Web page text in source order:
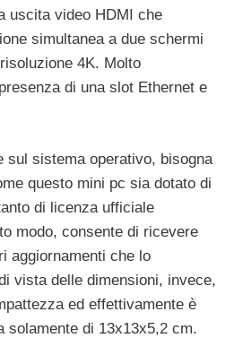
uscita video HDMI che
simultanea a due schermi
4K. Molto
di una slot Ethernet e
sul sistema operativo, bisogna
questo mini pc sia dotato di
di licenza ufficiale
modo, consente di ricevere
aggiornamenti che lo
vista delle dimensioni, invece,
ed effettivamente è
di 13x13x5,2 cm.